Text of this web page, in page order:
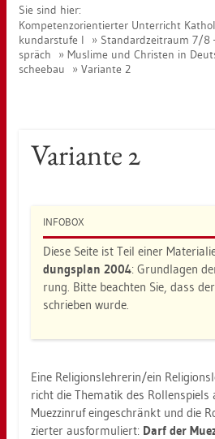
Sie sind hier:
Kom­pe­tenz­ori­en­tier­ter Un­ter­richt
kun­dar­stu­fe I
Stan­dard­zeit­raum 7/
spräch
Mus­li­me und Chris­ten in
schee­bau
Va­ri­an­te 2
Va­ri­an­te 2
IN­FO­BOX
Diese Seite ist Teil einer
dungs­plan 2004: Grund­la­gen
rung. Bitte be­ach­ten Sie, dass
schrie­ben wurde.
Eine Re­li­gi­ons­leh­re­rin/ein
richt die The­ma­tik des Rol­len­spiels
Mu­ez­zin­ruf ein­ge­schränkt und die
zier­ter aus­for­mu­liert: Darf der